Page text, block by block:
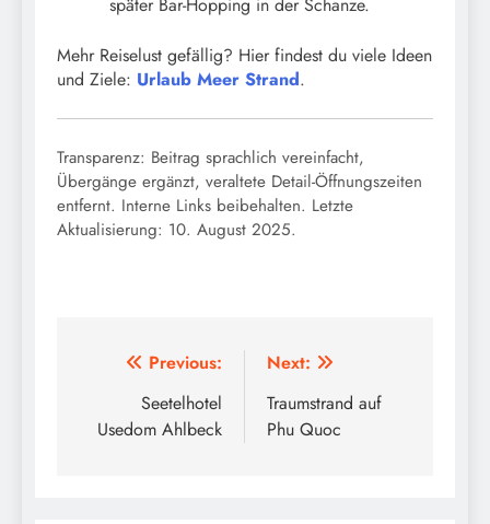
später Bar-Hopping in der Schanze.
Mehr Reiselust gefällig? Hier findest du viele Ideen
und Ziele: Urlaub Meer Strand.
Transparenz: Beitrag sprachlich vereinfacht,
Übergänge ergänzt, veraltete Detail-Öffnungszeiten
entfernt. Interne Links beibehalten. Letzte
Aktualisierung: 10. August 2025.
Beitragsnavigation
Previous:
Seetelhotel
Usedom Ahlbeck
Next:
Traumstrand auf
Phu Quoc